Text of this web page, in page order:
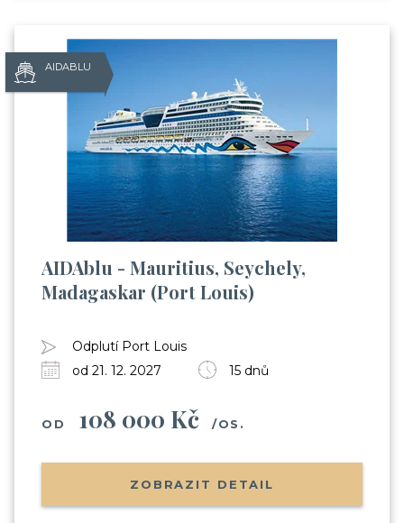
AIDABLU
AIDAblu - Mauritius, Seychely,
Madagaskar (Port Louis)
Odplutí Port Louis
od 21. 12. 2027
15 dnů
OD 108 000 Kč /OS.
ZOBRAZIT DETAIL